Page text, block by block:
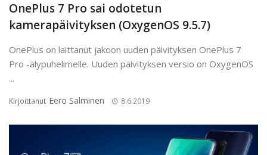
OnePlus 7 Pro sai odotetun
kamerapäivityksen (OxygenOS 9.5.7)
OnePlus on laittanut jakoon uuden päivityksen OnePlus 7
Pro -älypuhelimelle. Uuden päivityksen versio on OxygenOS
...
Kirjoittanut Eero Salminen 8.6.2019